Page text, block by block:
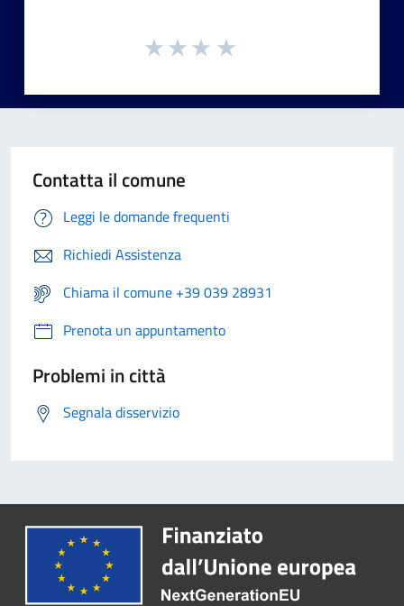
Contatta il comune
Leggi le domande frequenti
Richiedi Assistenza
Chiama il comune +39 039 28931
Prenota un appuntamento
Problemi in città
Segnala disservizio